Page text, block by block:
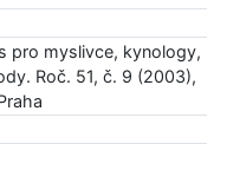
pro myslivce, kynology,
Roč. 51, č. 9 (2003),